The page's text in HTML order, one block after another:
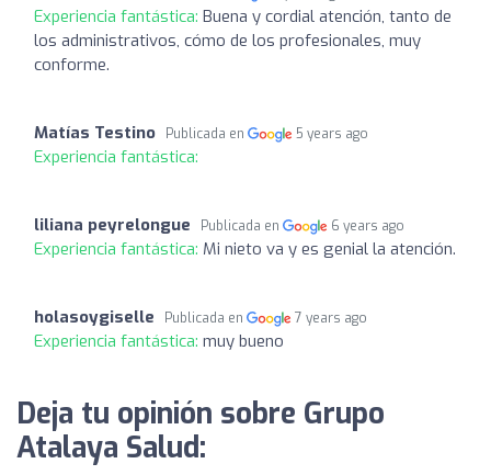
Experiencia fantástica: Buena y cordial atención, tanto de
los administrativos, cómo de los profesionales, muy
conforme.
Matías Testino Publicada en 5 years ago
Experiencia fantástica:
liliana peyrelongue Publicada en 6 years ago
Experiencia fantástica: Mi nieto va y es genial la atención.
holasoygiselle Publicada en 7 years ago
Experiencia fantástica: muy bueno
Deja tu opinión sobre Grupo
Atalaya Salud: